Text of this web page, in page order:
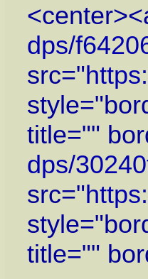
dps/
src="
title=""
dps/
src="
title=""